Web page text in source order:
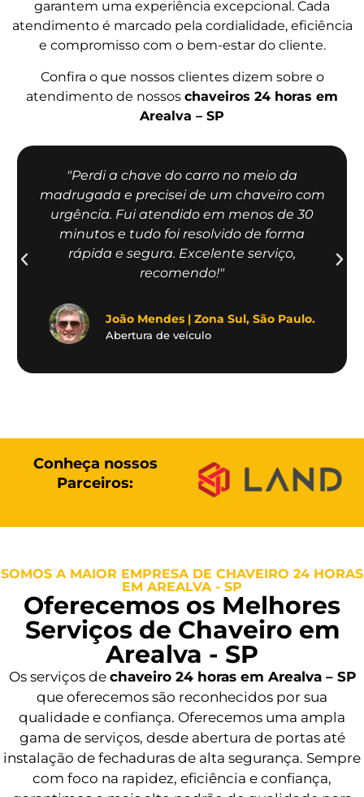
garantem uma experiência excepcional. Cada
atendimento é marcado pela cordialidade, eficiência
e compromisso com o bem-estar do cliente.
Confira o que nossos clientes dizem sobre o
atendimento de nossos chaveiros 24 horas em
Arealva – SP
"Perdi a chave do carro no meio da
madrugada e precisei de um chaveiro com
urgência. Fui atendido em menos de 30
minutos e tudo foi resolvido de forma
rápida e segura. Excelente serviço,
recomendo!"
João Mendes | Zona Sul, São Paulo.
Abertura de veículo
Conheça nossos
Parceiros:
SOMOS A MAIOR EMPRESA DE CHAVEIRO 24 HORAS
EM AREALVA - SP
Oferecemos os Melhores
Serviços de Chaveiro em
Arealva - SP
Os serviços de chaveiro 24 horas em Arealva – SP
que oferecemos são reconhecidos por sua
qualidade e confiança. Oferecemos uma ampla
gama de serviços, desde abertura de portas até
instalação de fechaduras de alta segurança. Sempre
com foco na rapidez, eficiência e confiança,